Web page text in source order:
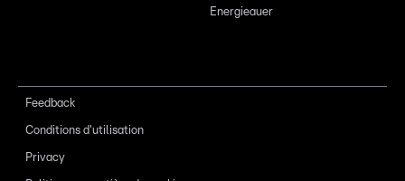
Energieauer
Feedback
Conditions d'utilisation
Privacy